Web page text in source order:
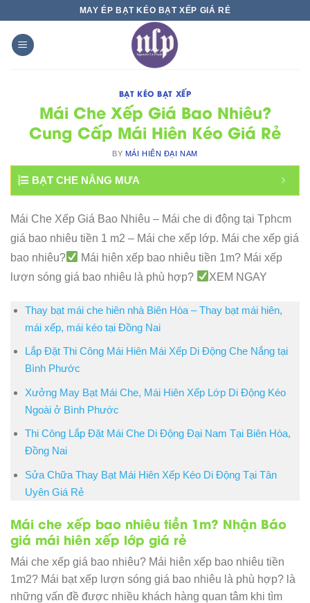
content
MAY ÉP BẠT KÉO BẠT XẾP GIÁ RẺ
BẠT KÉO BẠT XẾP
Mái Che Xếp Giá Bao Nhiêu?
Cung Cấp Mái Hiên Kéo Giá Rẻ
BY MÁI HIÊN ĐẠI NAM
BẠT CHE NẮNG MƯA
Mái Che Xếp Giá Bao Nhiêu – Mái che di động tại Tphcm
giá bao nhiêu tiền 1 m2 – Mái che xếp lớp. Mái che xếp giá
bao nhiêu?
Mái hiên xếp bao nhiêu tiền 1m? Mái xếp
lượn sóng giá bao nhiêu là phù hợp?
XEM NGAY
Thay bạt mái che hiên nhà Biên Hòa – Thay bạt mái hiên,
mái xếp, mái kéo tại Đồng Nai
Lắp Đặt Thi Công Mái Hiên Mái Xếp Di Động Che Nắng tại
Bình Phước
Xưởng May Bạt Mái Che, Mái Hiên Xếp Lớp Di Động Kéo
Ngoài ở Bình Phước
Thi Công Lắp Đặt Mái Che Di Động Đại Nam Tại Biên Hòa,
Đồng Nai
Sửa Chữa Thay Bạt Mái Hiên Xếp Kéo Di Động Tại Tân
Uyên Giá Rẻ
Mái che xếp bao nhiêu tiền 1m? Nhận Báo
giá mái hiên xếp lớp giá rẻ
Mái che xếp giá bao nhiêu? Mái hiên xếp bao nhiêu tiền
1m2? Mái bạt xếp lượn sóng giá bao nhiêu là phù hợp? là
những vấn đề được nhiều khách hàng quan tâm khi tìm